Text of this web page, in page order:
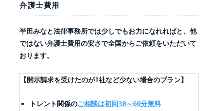
弁護士費用
半田みなと法律事務所では少しでもお力になれればと、他
ではない弁護士費用の安さで全国からご依頼をいただいて
おります。
【開示請求を受けたのが1社など少ない場合のプラン】
トレント関係のご相談は初回30～60分無料